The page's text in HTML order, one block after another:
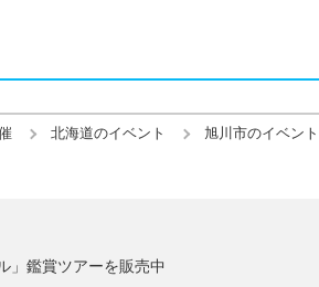
北海道のイベント 旭川市のイベント
」鑑賞ツアーを販売中